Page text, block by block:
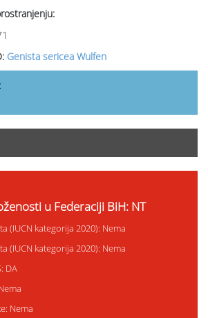
Genista sericea Wulfen
u Federaciji BiH: NT
(IUCN kategorija 2020): Nema
(IUCN kategorija 2020): Nema
DA
Nema